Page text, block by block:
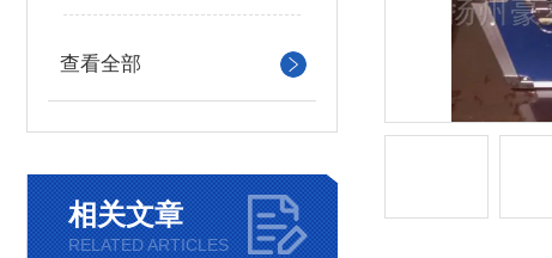
查看全部
相关文章
RELATED ARTICLES